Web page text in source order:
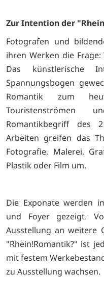
Zur Intention der
Fotografen und
ihren Werken die
Das künstlerische
Spannungsbogen
Romantik zum
Touristenströmen
Romantikbegriff des
Arbeiten greifen das
Fotografie, Malerei,
Plastik oder Film um.
Die Exponate werden
und Foyer gezeigt.
Ausstellung an weitere
"Rhein!Romantik?" ist
mit festem
zu Ausstellung wachsen.